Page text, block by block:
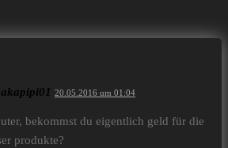
20.05.2016 um 01:04
bekommst du eigentlich geld für die
produkte?